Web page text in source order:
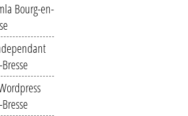
Bourg-en-